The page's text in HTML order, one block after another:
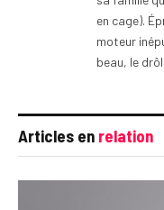
en cage).
moteur
beau, le
Articles en relation